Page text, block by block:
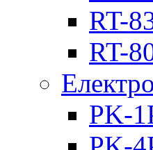
RT-
RT-
PK-